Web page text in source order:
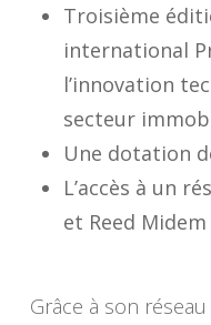
Troisième
international
l’innovation
secteur
Une dotation
L’accès à un
et Reed Midem
Grâce à son